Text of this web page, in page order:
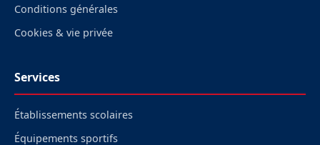
Conditions générales
Cookies & vie privée
Services
Établissements scolaires
Équipements sportifs